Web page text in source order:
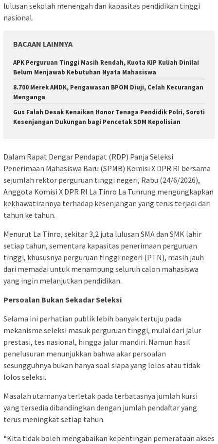
lulusan sekolah menengah dan kapasitas pendidikan tinggi
nasional.
BACAAN LAINNYA
APK Perguruan Tinggi Masih Rendah, Kuota KIP Kuliah Dinilai
Belum Menjawab Kebutuhan Nyata Mahasiswa
8.700 Merek AMDK, Pengawasan BPOM Diuji, Celah Kecurangan
Menganga
Gus Falah Desak Kenaikan Honor Tenaga Pendidik Polri, Soroti
Kesenjangan Dukungan bagi Pencetak SDM Kepolisian
Dalam Rapat Dengar Pendapat (RDP) Panja Seleksi
Penerimaan Mahasiswa Baru (SPMB) Komisi X DPR RI bersama
sejumlah rektor perguruan tinggi negeri, Rabu (24/6/2026),
Anggota Komisi X DPR RI La Tinro La Tunrung mengungkapkan
kekhawatirannya terhadap kesenjangan yang terus terjadi dari
tahun ke tahun.
Menurut La Tinro, sekitar 3,2 juta lulusan SMA dan SMK lahir
setiap tahun, sementara kapasitas penerimaan perguruan
tinggi, khususnya perguruan tinggi negeri (PTN), masih jauh
dari memadai untuk menampung seluruh calon mahasiswa
yang ingin melanjutkan pendidikan.
Persoalan Bukan Sekadar Seleksi
Selama ini perhatian publik lebih banyak tertuju pada
mekanisme seleksi masuk perguruan tinggi, mulai dari jalur
prestasi, tes nasional, hingga jalur mandiri. Namun hasil
penelusuran menunjukkan bahwa akar persoalan
sesungguhnya bukan hanya soal siapa yang lolos atau tidak
lolos seleksi.
Masalah utamanya terletak pada terbatasnya jumlah kursi
yang tersedia dibandingkan dengan jumlah pendaftar yang
terus meningkat setiap tahun.
“Kita tidak boleh mengabaikan kepentingan pemerataan akses